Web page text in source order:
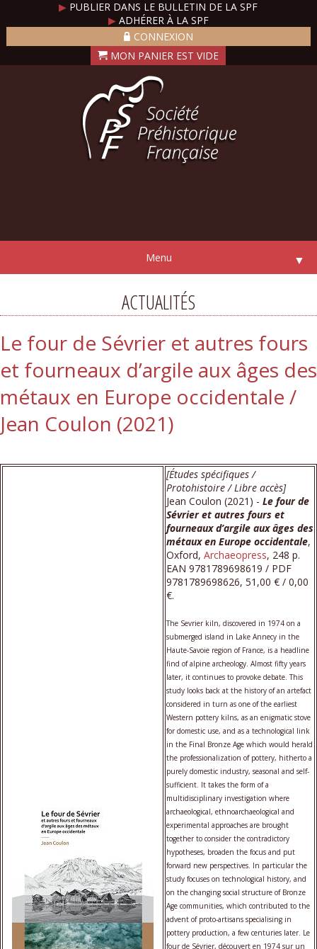
▶ PUBLIER DANS LE BULLETIN DE LA SPF
▶ADHÉRER À LA SPF
CONNEXION
Menu ▼
ACTUALITÉS
Le four de Sévrier et autres fours
et fourneaux d’argile aux âges des
métaux en Europe occidentale /
Jean Coulon (2021)
[Études spécifiques /
Protohistoire / Libre accès]
Jean Coulon (2021) - Le four de
Sévrier et autres fours et
fourneaux d’argile aux âges des
métaux en Europe occidentale,
Oxford, Archaeopress, 248 p.
EAN 9781789698619 / PDF
9781789698626, 51,00 € / 0,00
€.
The Sevrier kiln, discovered in 1974 on a
submerged island in Lake Annecy in the
Haute-Savoie region of France, is a headline
find of alpine archeology. Almost fifty years
later, it continues to provoke debate. This
study looks back at the history of an artefact
considered in turn as one of the earliest
Western pottery kilns, as an enigmatic stove
for domestic use, and as a technological link
in the Final Bronze Age which would herald
the professionalization of pottery, hitherto a
purely domestic industry, seasonal and self-
sufficient. It takes the form of a
multidisciplinary investigation where
archaeological, ethnoarchaeological and
experimental approaches are brought
together to consider the contradictory
hypotheses, broaden the focus and put
forward new perspectives. In particular the
study focuses on technological history, and
on the changing social structure of Bronze
Age communities, which contributed to the
advent of proto-artisans specialising in
pottery production, a few centuries later. Le
four de Sévrier, découvert en 1974 sur un